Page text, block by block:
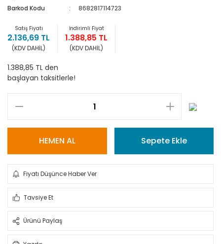
Barkod Kodu
8682817114723
Satış Fiyatı
2.136,69 TL
(KDV DAHİL)
İndirimli Fiyat
1.388,85 TL
(KDV DAHİL)
1.388,85 TL den
başlayan taksitlerle!
HEMEN AL Sepete Ekle
Fiyatı Düşünce Haber Ver
Tavsiye Et
Ürünü Paylaş